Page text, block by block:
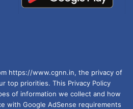
को लेकर सवाल उठाते रहे हैं.
https://www.cgnn.in, the privacy of
top priorities. This Privacy Policy
of information we collect and how
with Google AdSense requirements